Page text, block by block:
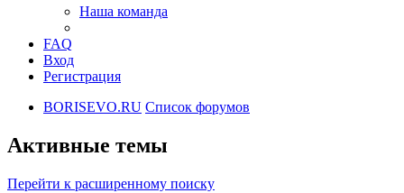
Наша команда
FAQ
Вход
Регистрация
BORISEVO.RU Список форумов
Активные темы
Перейти к расширенному поиску